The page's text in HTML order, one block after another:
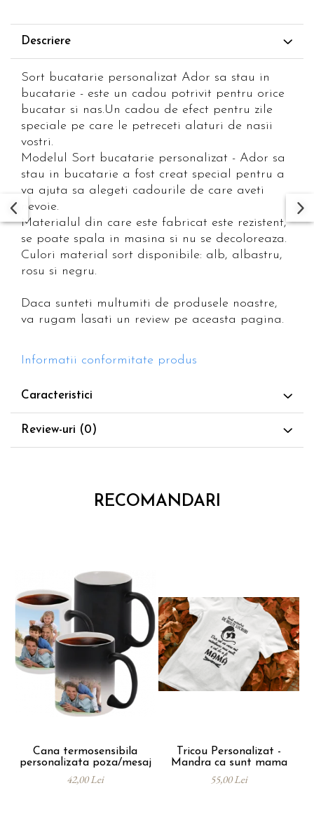
Descriere
Sort bucatarie personalizat Ador sa stau in
bucatarie - este un cadou potrivit pentru orice
bucatar si nas.Un cadou de efect pentru zile
speciale pe care le petreceti alaturi de nasii
vostri.
Modelul Sort bucatarie personalizat - Ador sa
stau in bucatarie a fost creat special pentru a
va ajuta sa alegeti cadourile de care aveti
nevoie.
Materialul din care este fabricat este rezistent,
se poate spala in masina si nu se decoloreaza.
Culori material sort disponibile: alb, albastru,
rosu si negru.
Daca sunteti multumiti de produsele noastre,
va rugam lasati un review pe aceasta pagina.
Informatii conformitate produs
Caracteristici
Review-uri (0)
RECOMANDARI
Cana termosensibila
personalizata poza/mesaj
42,00 Lei
Tricou Personalizat -
Mandra ca sunt mama
55,00 Lei